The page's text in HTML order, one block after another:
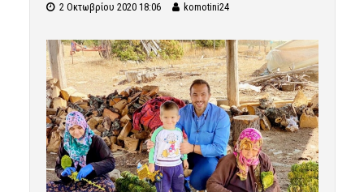
2 Οκτωβρίου 2020 18:06 komotini24